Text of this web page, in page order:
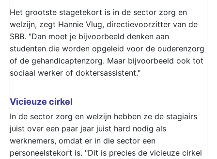
Het grootste stagetekort is in de sector zorg en
welzijn, zegt Hannie Vlug, directievoorzitter van de
SBB. "Dan moet je bijvoorbeeld denken aan
studenten die worden opgeleid voor de ouderenzorg
of de gehandicaptenzorg. Maar bijvoorbeeld ook tot
sociaal werker of doktersassistent."
Vicieuze cirkel
In de sector zorg en welzijn hebben ze de stagiairs
juist over een paar jaar juist hard nodig als
werknemers, omdat er in die sector een
personeelstekort is. "Dit is precies de vicieuze cirkel